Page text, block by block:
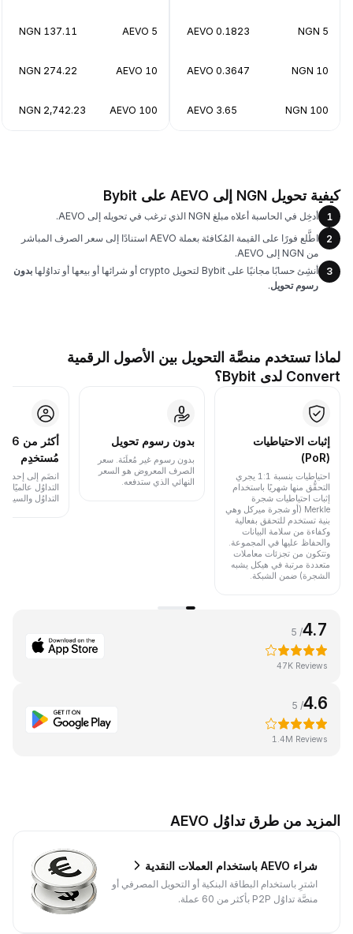
5 NGN
0.1823 AEVO
10 NGN
0.3647 AEVO
100 NGN
3.65 AEVO
5 AEVO
137.11 NGN
10 AEVO
274.22 NGN
100 AEVO
2,742.23 NGN
كيفية تحويل NGN إلى AEVO على Bybit
1
أدخِل في الحاسبة أعلاه مبلغ NGN الذي ترغب في تحويله إلى AEVO.
2
اطَّلع فورًا على القيمة المُكافئة بعملة AEVO استنادًا إلى سعر الصرف المباشر
من NGN إلى AEVO.
3
أنشِئ حسابًا مجانيًا على Bybit لتحويل crypto أو شرائها أو بيعها أو تداوُلها
بدون
رسوم تحويل.
لماذا تستخدم منصَّة التحويل بين الأصول الرقمية
Convert لدى Bybit؟
إثبات الاحتياطيات
(PoR)
احتياطيات بنسبة 1:1 يجري
التحقُّق منها شهريًا باستخدام
إثبات احتياطيات شجرة
Merkle (أو شجرة ميركل وهي
بنية تستخدم للتحقق بفعالية
وكفاءة من سلامة البيانات
والحفاظ عليها في المجموعة.
وتتكون من تجزئات معاملات
متعددة مرتبة في هيكل يشبه
الشجرة) ضمن الشبكة.
بدون رسوم تحويل
بدون رسوم غير مُعلَنَة. سعر
الصرف المعروض هو السعر
النهائي الذي ستدفعه.
مُستخدِم
انضَم إلى إحدى
التداوُل
التداوُل والسيولة.
4.7
/ 5
47K Reviews
4.6
/ 5
1.4M Reviews
المزيد من طرق تداوُل AEVO
شراء AEVO باستخدام العملات النقدية
اشترِ باستخدام البطاقة البنكية أو التحويل المصرفي أو
منصَّة تداوُل P2P بأكثر من 60 عملة.